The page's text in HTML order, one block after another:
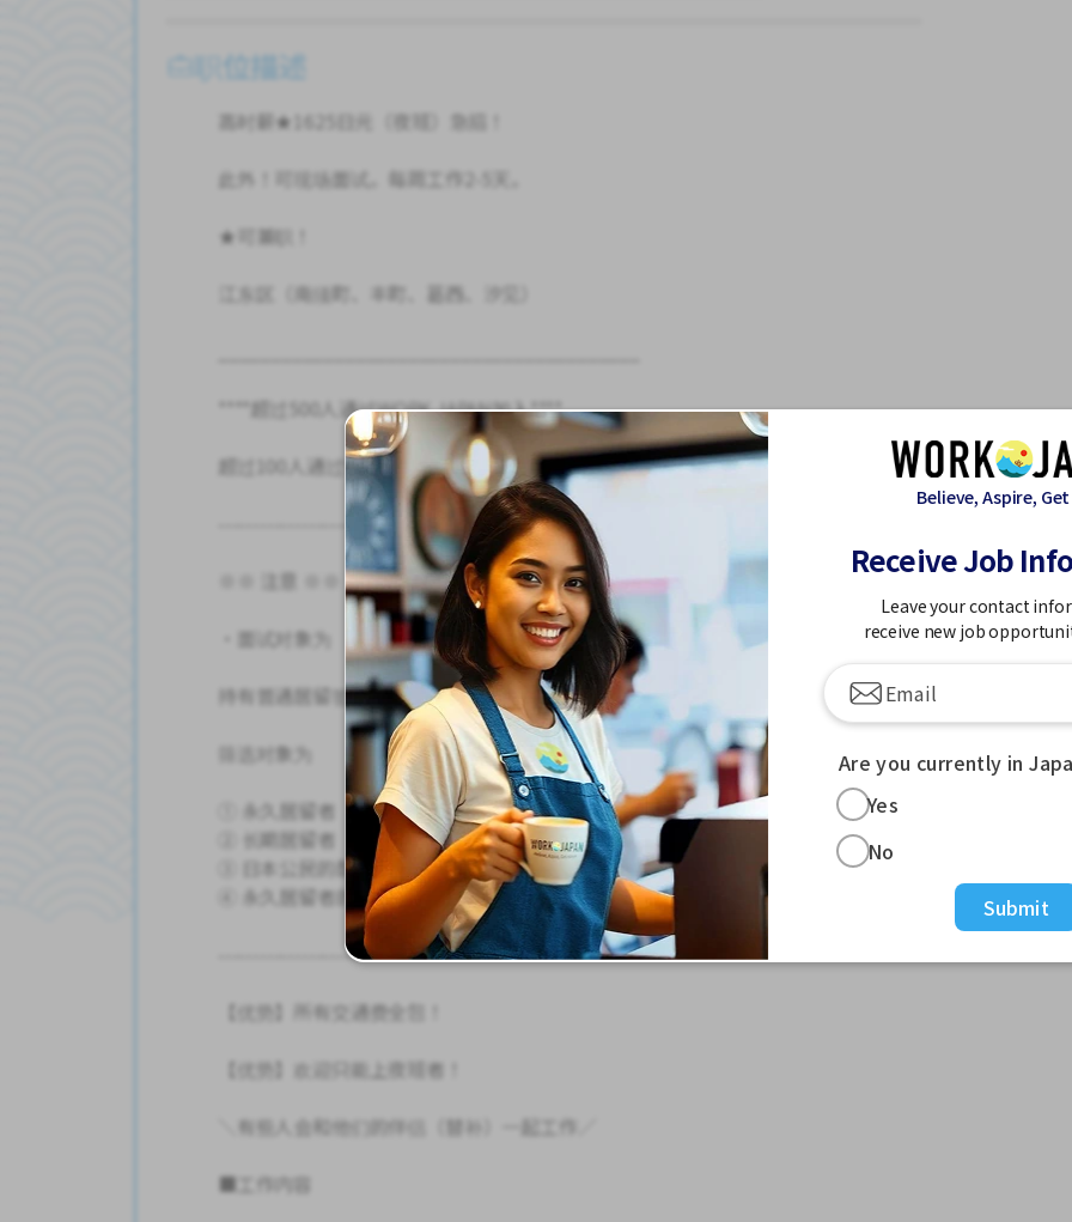
职位描述
高时薪★1625日元（夜班）急招！
此外！可现场面试。每周工作2-5天。
★可兼职！
江东区（南须町、丰町、葛西、汐见）
****超过500人通过WORK JAPAN加入****
超过100人通过WORK JAPAN加入。
--------------------------------------------------------
・面试对象为
持有普通居留签证、永久居留签证或长期居留签证者
筛选对象为
① 永久居留者
② 长期居留者
③ 日本公民的配偶或子女
④ 永久居留者的配偶或子女
--------------------------------------------------------
【优势】所有交通费全包！
【优势】欢迎只能上夜班者！
＼有些人会和他们的伴侣（替补）一起工作／
■工作内容
Believe, Aspire,
Receive Job
Leave your contact
receive new job
Are you currently in
Yes
No
Submit